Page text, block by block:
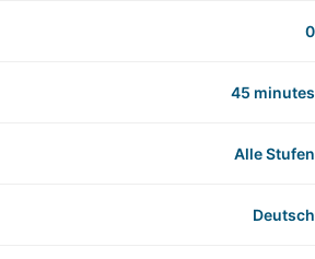
0
45 minutes
Alle Stufen
Deutsch